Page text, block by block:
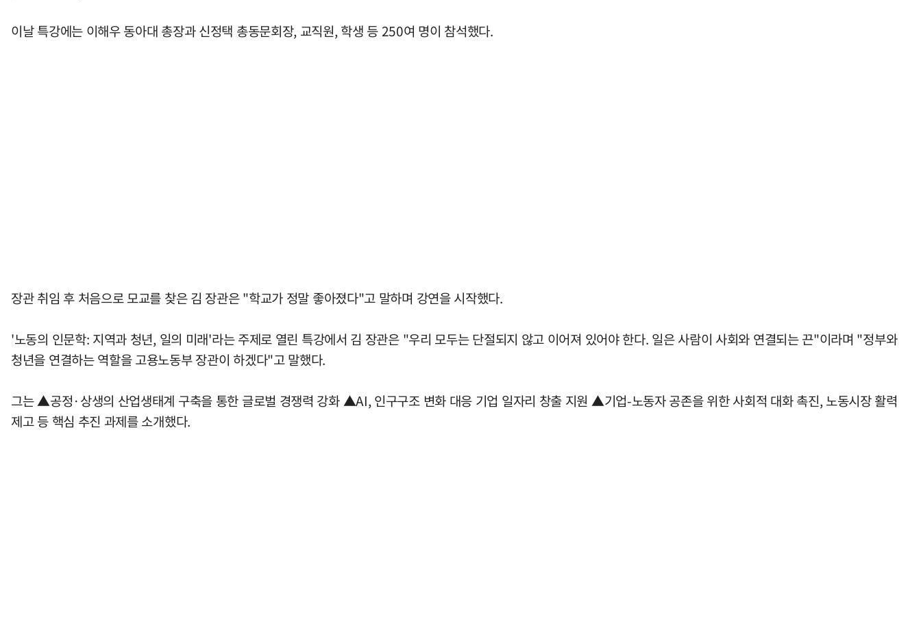
이날 특강에는 이해우 동아대 총장과 신정택 총동문회장, 교직원, 학생 등 250여 명이 참석했다.
장관 취임 후 처음으로 모교를 찾은 김 장관은 "학교가 정말 좋아졌다"고 말하며 강연을 시작했다.
'노동의 인문학: 지역과 청년, 일의 미래'라는 주제로 열린 특강에서 김 장관은 "우리 모두는 단절되지 않고 이어져 있어야 한다. 일은 사람이 사회와 연결되는 끈"이라며 "정부와
청년을 연결하는 역할을 고용노동부 장관이 하겠다"고 말했다.
그는 ▲공정·상생의 산업생태계 구축을 통한 글로벌 경쟁력 강화 ▲AI, 인구구조 변화 대응 기업 일자리 창출 지원 ▲기업-노동자 공존을 위한 사회적 대화 촉진, 노동시장 활력
제고 등 핵심 추진 과제를 소개했다.